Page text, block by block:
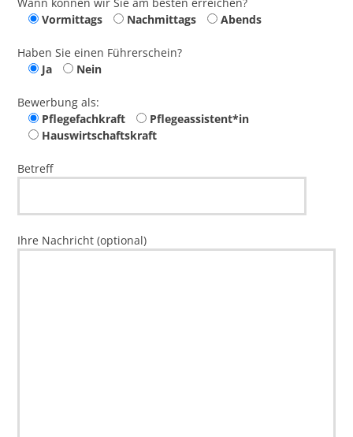
Vormittags
Nachmittags Abends
Haben Sie einen Führerschein?
Ja
Nein
Bewerbung als:
Pflegefachkraft
Pflegeassistent*in
Hauswirtschaftskraft
Betreff
Ihre Nachricht (optional)